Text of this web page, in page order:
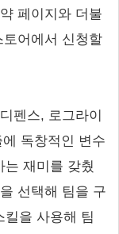
페이지와 더불
어에서 신청할
펜스, 로그라이
독창적인 변수
는 재미를 갖췄
선택해 팀을 구
킬을 사용해 팀